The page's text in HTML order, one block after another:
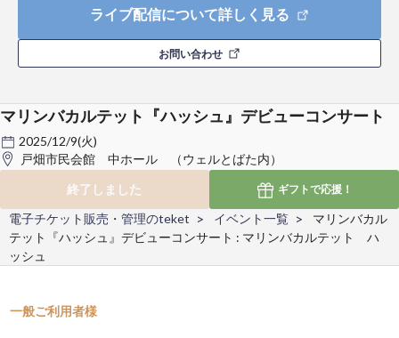
ライブ配信について詳しく見る
お問い合わせ
マリンバカルテット『ハッシュ』デビューコンサート
2025/12/9(火)
戸畑市民会館 中ホール （ウェルとばた内）
終了しました
ギフトで応援！
電子チケット販売・管理のteket イベント一覧
マリンバカル
テット『ハッシュ』デビューコンサート : マリンバカルテット ハ
ッシュ
一般ご利用者様